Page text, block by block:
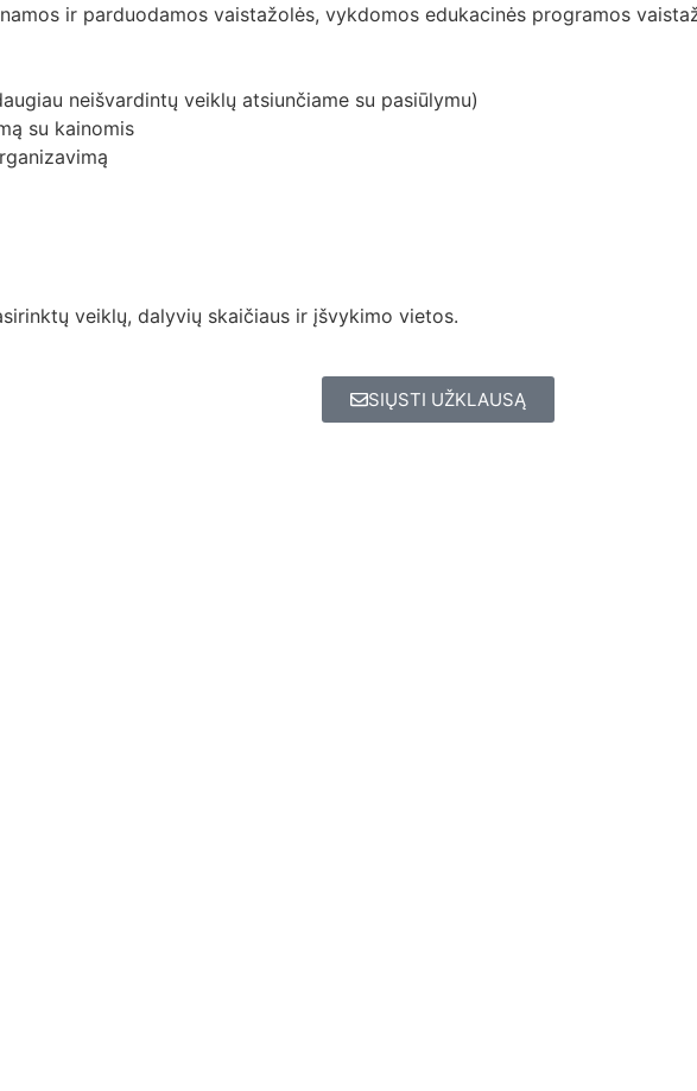
ir parduodamos vaistažolės, vykdomos edukacinės programos
neišvardintų veiklų atsiunčiame su pasiūlymu)
su kainomis
veiklų, dalyvių skaičiaus ir įšvykimo vietos.
SIŲSTI UŽKLAUSĄ